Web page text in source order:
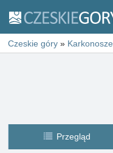
Czeskie góry » Karkonosze
Przegląd